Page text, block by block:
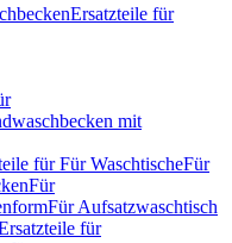
Ersatzteile für
mit
für Für WaschtischeFür
Für
Für Aufsatzwaschtisch
für